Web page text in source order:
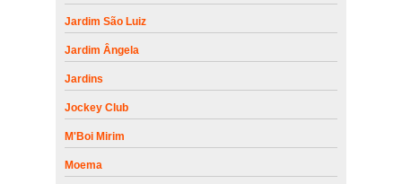
Jardim São Luiz
Jardim Ângela
Jardins
Jockey Club
M'Boi Mirim
Moema